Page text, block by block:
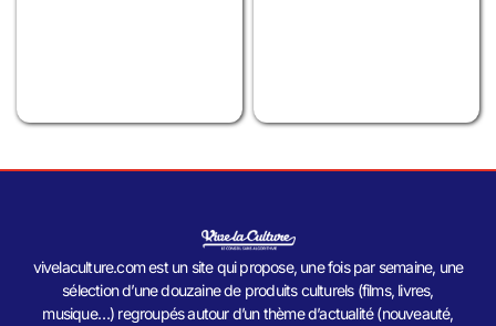
vivelaculture.com est un site qui propose, une fois par semaine, une
sélection d’une douzaine de produits culturels (films, livres,
musique…) regroupés autour d’un thème d’actualité (nouveauté,